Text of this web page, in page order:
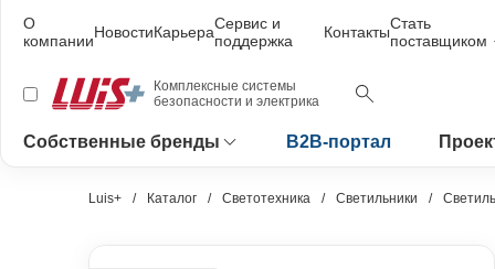
О
компанииНовостиКарьераСервис и
поддержка
КонтактыСтать
поставщиком
Комплексные системы
безопасности и электрика
Собственные бренды B2B-портал
Luis+ Каталог Светотехника Светильники